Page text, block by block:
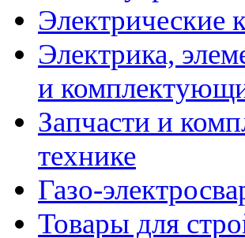
Электрические
Электрика,
и
Запчасти и
технике
Газо-
Товары для